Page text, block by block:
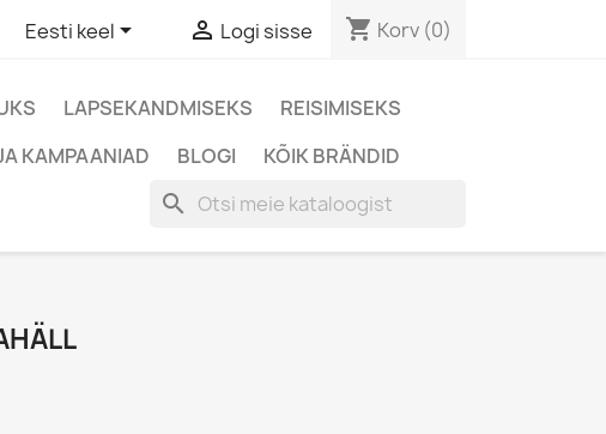
Eesti keel  Logi sisse shopping_cart Korv (0)
LAPSEKANDMISEKS
REISIMISEKS
KAMPAANIAD BLOGI KÕIK BRÄNDID
search